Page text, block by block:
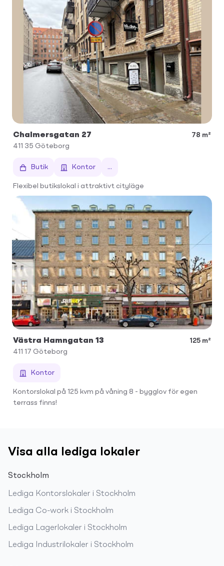
Chalmersgatan 27
78 m²
411 35 Göteborg
Butik Kontor ...
Flexibel butikslokal i attraktivt cityläge
Västra Hamngatan 13
125 m²
411 17 Göteborg
Kontor
Kontorslokal på 125 kvm på våning 8 - bygglov för egen
terrass finns!
Visa alla lediga lokaler
Stockholm
Lediga Kontorslokaler i Stockholm
Lediga Co-work i Stockholm
Lediga Lagerlokaler i Stockholm
Lediga Industrilokaler i Stockholm